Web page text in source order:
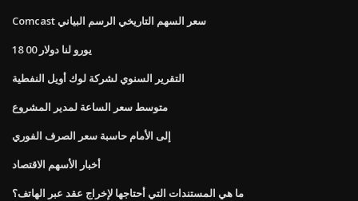
Comcast سعر السهم التاريخي الرسم البياني
18 00 يورو لنا دولار
التقرير السنوي لشركة لوك أويل النفطية
متوسط ​​سعر الساعة لمدير المشروع
إلى الأمام حاسبة سعر الصرف الفوري
أخبار الأسهم الاقتصاد
ما هي المستندات التي أحتاجها لإخراج عقد عبر الهاتف؟